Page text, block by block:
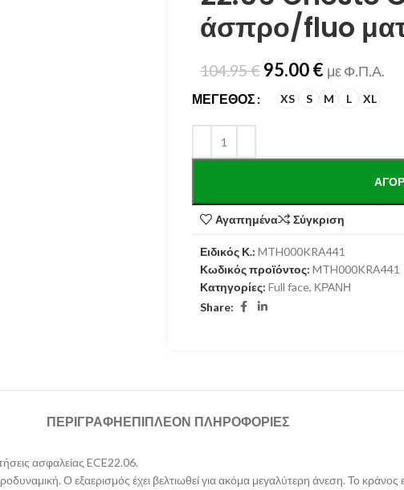
άσπρο/fluo
104.95€ 95.00€ με Φ.Π.Α.
ΜΈΓΕΘΟΣ XS S M L XL
Αγαπημένα Σύγκριση
Ειδικός Κ.: MTH000KRA441
Κωδικός προϊόντος: MTH000KRA441
Κατηγορίες: Full face, ΚΡΑΝΗ
Share:
ΠΕΡΙΓΡΑΦΉΕΠΙΠΛΈΟΝ ΠΛΗΡΟΦΟΡΊΕΣ
ασφαλείας ECE22.06.
Ο εξαερισμός έχει βελτιωθεί για ακόμα μεγαλύτερη άνεση. Το κράνος